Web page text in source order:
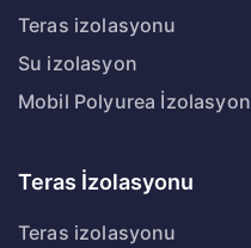
Teras izolasyonu
Su izolasyon
Mobil Polyurea İzolasyon
Teras İzolasyonu
Teras izolasyonu